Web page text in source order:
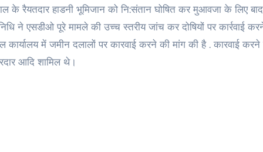
के रैयतदार हाडनी भूमिजान को नि:संतान घोषित कर मुआवजा के लिए
ने एसडीओ पूरे मामले की उच्च स्तरीय जांच कर दोषियों पर कार्रवाई
में जमीन दलालों पर कारवाई करने की मांग की है . कारवाई करने
आदि शामिल थे।